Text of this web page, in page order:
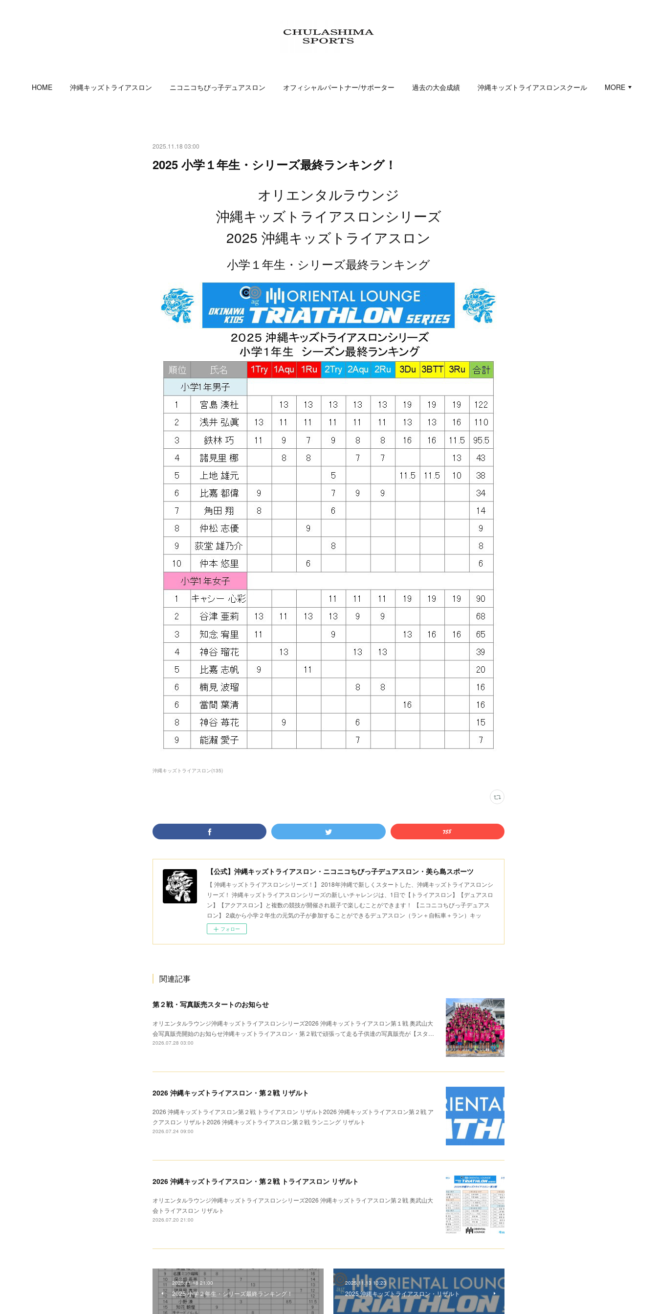
HOME 沖縄キッズトライアスロン ニコニコちびっ子デュアスロン オフィシャルパートナー/サポーター 過去の大会成績 沖縄キッズトライアスロンスクール MORE
2025.11.18 03:00
2025 小学１年生・シリーズ最終ランキング！
オリエンタルラウンジ
沖縄キッズトライアスロンシリーズ
2025 沖縄キッズトライアスロン
小学１年生・シリーズ最終ランキング
沖縄キッズトライアスロン(135)
【公式】沖縄キッズトライアスロン・ニコニコちびっ子デュアスロン・美ら島スポーツ
【 沖縄キッズトライアスロンシリーズ！】 2018年沖縄で新しくスタートした、沖縄キッズトライアスロンシ
リーズ！ 沖縄キッズトライアスロンシリーズの新しいチャレンジは、1日で【トライアスロン】【デュアスロ
ン】【アクアスロン】と複数の競技が開催され親子で楽しむことができます！ 【ニコニコちびっ子デュアス
ロン】 2歳から小学２年生の元気の子が参加することができるデュアスロン（ラン＋自転車＋ラン）キッ
フォロー
関連記事
第２戦・写真販売スタートのお知らせ
オリエンタルラウンジ沖縄キッズトライアスロンシリーズ2026 沖縄キッズトライアスロン第１戦 奥武山大
会写真販売開始のお知らせ沖縄キッズトライアスロン・第２戦で頑張って走る子供達の写真販売が【スタ…
2026.07.28 03:00
2026 沖縄キッズトライアスロン・第２戦 リザルト
2026 沖縄キッズトライアスロン第２戦 トライアスロン リザルト2026 沖縄キッズトライアスロン第２戦 ア
クアスロン リザルト2026 沖縄キッズトライアスロン第２戦 ランニング リザルト
2026.07.24 09:00
2026 沖縄キッズトライアスロン・第２戦 トライアスロン リザルト
オリエンタルラウンジ沖縄キッズトライアスロンシリーズ2026 沖縄キッズトライアスロン第２戦 奥武山大
会トライアスロン リザルト
2026.07.20 21:00
2025.11.18 21:00
2025 小学２年生・シリーズ最終ランキング！
2025.11.13 13:23
2025 沖縄キッズトライアスロン・リザルト